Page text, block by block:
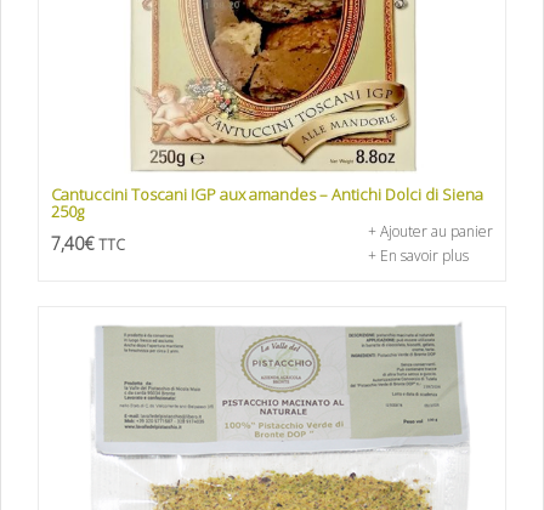
Cantuccini Toscani IGP aux amandes – Antichi Dolci di Siena
250g
7,40€ TTC
+ Ajouter au panier
+ En savoir plus